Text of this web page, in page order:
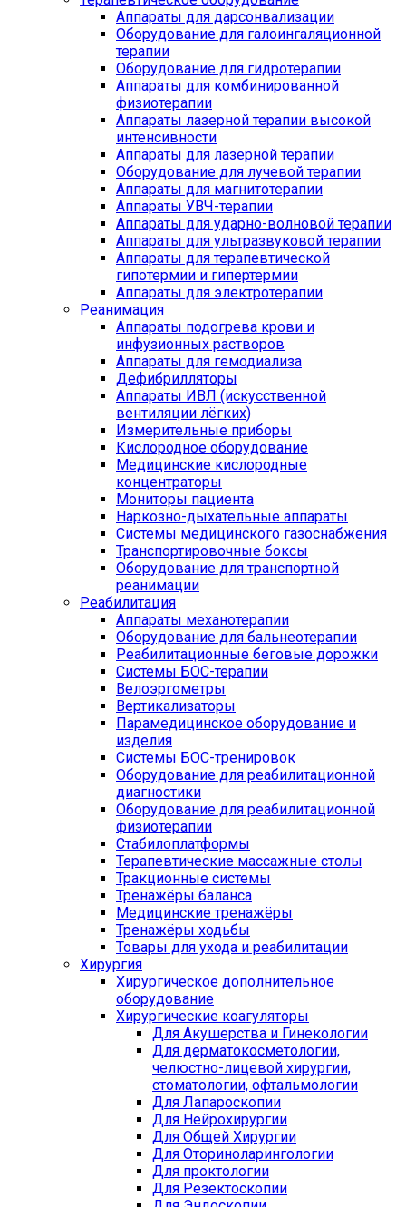
Аппараты для дарсонвализации
Оборудование для галоингаляционной
терапии
Оборудование для гидротерапии
Аппараты для комбинированной
физиотерапии
Аппараты лазерной терапии высокой
интенсивности
Аппараты для лазерной терапии
Оборудование для лучевой терапии
Аппараты для магнитотерапии
Аппараты УВЧ-терапии
Аппараты для ударно-волновой терапии
Аппараты для ультразвуковой терапии
Аппараты для терапевтической
гипотермии и гипертермии
Аппараты для электротерапии
Реанимация
Аппараты подогрева крови и
инфузионных растворов
Аппараты для гемодиализа
Дефибрилляторы
Аппараты ИВЛ (искусственной
вентиляции лёгких)
Измерительные приборы
Кислородное оборудование
Медицинские кислородные
концентраторы
Мониторы пациента
Наркозно-дыхательные аппараты
Системы медицинского газоснабжения
Транспортировочные боксы
Оборудование для транспортной
реанимации
Реабилитация
Аппараты механотерапии
Оборудование для бальнеотерапии
Реабилитационные беговые дорожки
Системы БОС-терапии
Велоэргометры
Вертикализаторы
Парамедицинское оборудование и
изделия
Системы БОС-тренировок
Оборудование для реабилитационной
диагностики
Оборудование для реабилитационной
физиотерапии
Стабилоплатформы
Терапевтические массажные столы
Тракционные системы
Тренажёры баланса
Медицинские тренажёры
Тренажёры ходьбы
Товары для ухода и реабилитации
Хирургия
Хирургическое дополнительное
оборудование
Хирургические коагуляторы
Для Акушерства и Гинекологии
Для дерматокосметологии,
челюстно-лицевой хирургии,
стоматологии, офтальмологии
Для Лапароскопии
Для Нейрохирургии
Для Общей Хирургии
Для Оториноларингологии
Для проктологии
Для Резектоскопии